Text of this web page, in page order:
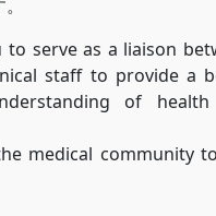
serve as a liaison
staff to provide a
of
medical community